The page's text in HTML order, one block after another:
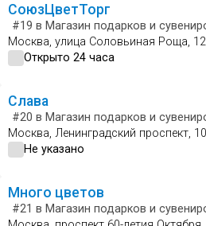
СоюзЦветТорг
#19 в Магазин подарков и
Москва, улица Соловьиная Роща,
Открыто 24 часа
Слава
#20 в Магазин подарков и
Москва, Ленинградский проспект,
Не указано
Много цветов
#21 в Магазин подарков и